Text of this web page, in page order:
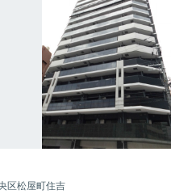
区松屋町住吉